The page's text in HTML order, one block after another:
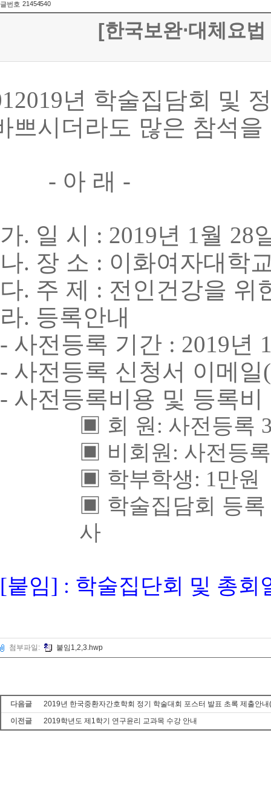
글번호 21454540
[한국보완⋅대체요
년 학술집담회 및
쁘시더라도 많은 참석
- 아 래 -
가. 일 시 : 2019년 1월 28
나. 장 소 : 이화여자대학
다. 주 제 : 전인건강을 위
라. 등록안내
- 사전등록 기간 : 2019년
- 사전등록 신청서 이메일(
- 사전등록비용 및 등록비
▣ 회 원 : 사전등록
▣ 비회원 : 사전등
▣ 학부학생 : 1만원
▣ 학술집담회 등
사
[붙임] : 학술집단회 및 총
첨부파일: 붙임1,2,3.hwp
다음글
2019년 한국중환자간호학회 정기 학술대회 포스터 발표 초록 제출안내
이전글
2019학년도 제1학기 연구윤리 교과목 수강 안내